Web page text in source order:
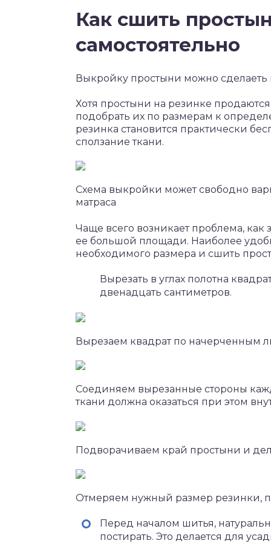
Как сшить
самостоятельно
Выкройку простыни можно сделаеть
Хотя простыни на резинке
подобрать их по размерам к
резинка становится практически
сползание ткани.
Схема выкройки может свободно
матраса
Чаще всего возникает проблема, как
ее большой площади. Наиболее
необходимого размера и сшить
Вырезать в углах полотна
двенадцать сантиметров.
Вырезаем квадрат по начерченным
Соединяем вырезанные стороны
ткани должна оказаться при этом
Подворачиваем край простыни и
Отмеряем нужный размер резинки,
Перед началом шитья,
постирать. Это делается для